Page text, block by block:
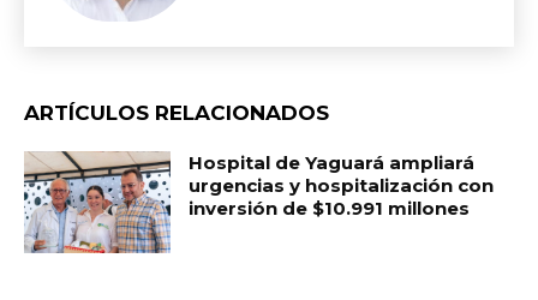
ARTÍCULOS RELACIONADOS
Hospital de Yaguará ampliará
urgencias y hospitalización con
inversión de $10.991 millones